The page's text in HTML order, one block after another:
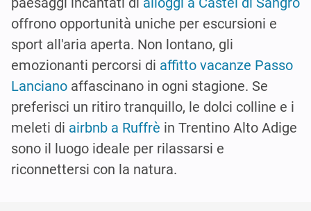
offrono opportunità uniche per escursioni e
sport all'aria aperta. Non lontano, gli
emozionanti percorsi di affitto vacanze Passo
Lanciano affascinano in ogni stagione. Se
preferisci un ritiro tranquillo, le dolci colline e i
meleti di airbnb a Ruffrè in Trentino Alto Adige
sono il luogo ideale per rilassarsi e
riconnettersi con la natura.